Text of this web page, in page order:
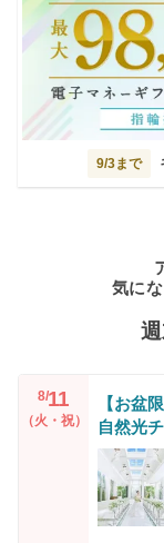
9/3まで
気に
8/11
（火・祝）
【お盆
自然光